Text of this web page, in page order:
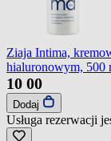
Ziaja Intima,
hialuronowym, 500
10 00
Dodaj
Usługa rezerwacji